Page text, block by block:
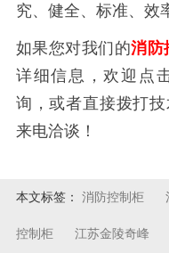
究、健全、标准、效
如果您对我们的消防
详细信息，欢迎点
询，或者直接拨打
来电洽谈！
本文标签： 消防控制柜
控制柜 江苏金陵奇峰